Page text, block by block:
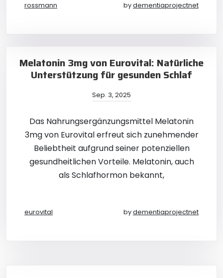
rossmann bydementiaprojectnet
Melatonin 3mg von Eurovital: Natürliche
Unterstützung für gesunden Schlaf
Sep. 3, 2025
Das Nahrungsergänzungsmittel Melatonin
3mg von Eurovital erfreut sich zunehmender
Beliebtheit aufgrund seiner potenziellen
gesundheitlichen Vorteile. Melatonin, auch
als Schlafhormon bekannt,
eurovital bydementiaprojectnet